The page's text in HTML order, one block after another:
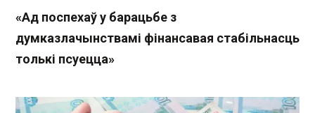
«Ад поспехаў у барацьбе з
думказлачынствамі фінансавая стабільнасць
толькі псуецца»